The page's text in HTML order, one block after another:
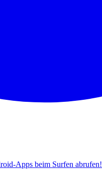
Apps beim Surfen abrufen!